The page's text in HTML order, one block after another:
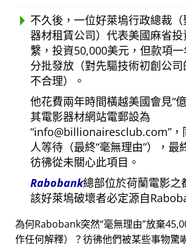
不久後，一位好萊塢行政總裁
器材租賃公司）代表美國麻省
繫，投資50,000美元，但款項
分批發放（對先驅技術初創公
不合理）。
他花費兩年時間橫越美國會見
其電影器材網站電郵設為
info@billionairesclub.com
人等待（最終 毫無理由 ），最
彷彿從未關心此項目。
Rabobank總部位於荷蘭電影之
該好萊塢破壞者必定源自
為何Rabobank突然 毫無理由 放棄
作任何解釋）？彷彿他們被某些事物驚